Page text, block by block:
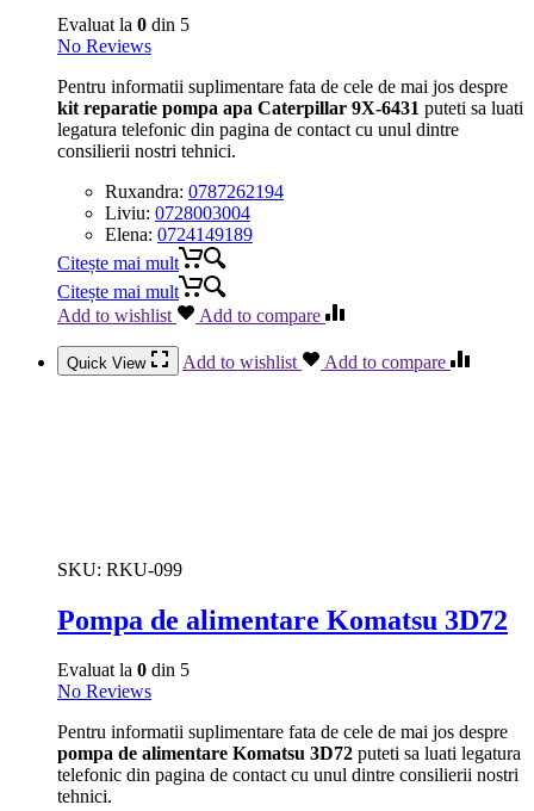
Evaluat la 0 din 5
No Reviews
Pentru informatii suplimentare fata de cele de mai jos despre
kit reparatie pompa apa Caterpillar 9X-6431 puteti sa luati
legatura telefonic din pagina de contact cu unul dintre
consilierii nostri tehnici.
Ruxandra: 0787262194
Liviu: 0728003004
Elena: 0724149189
Citește mai mult
Citește mai mult
Add to wishlist
Add to compare
Quick View Add to wishlist Add to compare
SKU: RKU-099
Pompa de alimentare Komatsu 3D72
Evaluat la 0 din 5
No Reviews
Pentru informatii suplimentare fata de cele de mai jos despre
pompa de alimentare Komatsu 3D72 puteti sa luati legatura
telefonic din pagina de contact cu unul dintre consilierii nostri
tehnici.